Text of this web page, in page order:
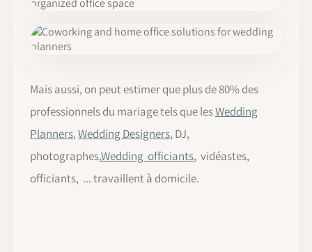
Mais aussi, on peut estimer que plus de 80% des
professionnels du mariage tels que lesWedding
Planners,Wedding Designers, DJ,
photographes,Wedding officiants, vidéastes,
officiants, ... travaillent à domicile.